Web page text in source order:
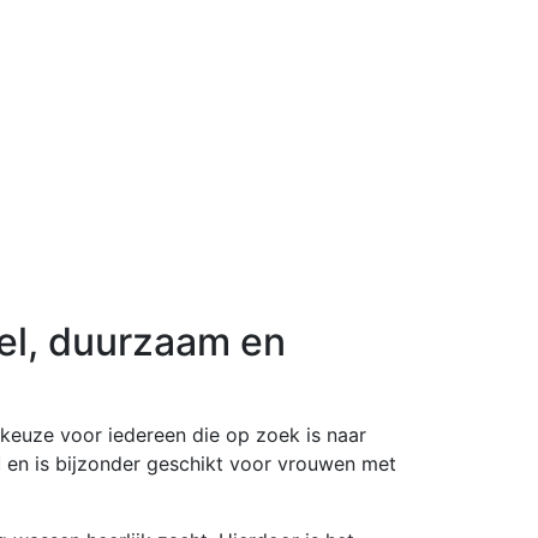
duurzaam en
voor iedereen die op zoek is naar
is bijzonder geschikt voor vrouwen met